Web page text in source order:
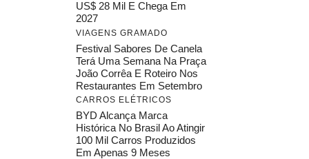
US$ 28 Mil E Chega Em
2027
VIAGENS GRAMADO
Festival Sabores De Canela
Terá Uma Semana Na Praça
João Corrêa E Roteiro Nos
Restaurantes Em Setembro
CARROS ELÉTRICOS
BYD Alcança Marca
Histórica No Brasil Ao Atingir
100 Mil Carros Produzidos
Em Apenas 9 Meses